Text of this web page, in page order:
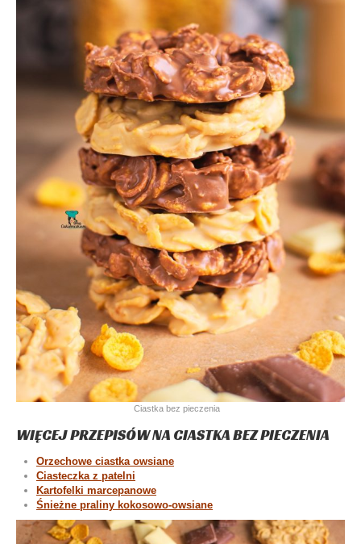
Ciastka bez pieczenia
WIĘCEJ PRZEPISÓW NA CIASTKA BEZ PIECZENIA
Orzechowe ciastka owsiane
Ciasteczka z patelni
Kartofelki marcepanowe
Śnieżne praliny kokosowo-owsiane